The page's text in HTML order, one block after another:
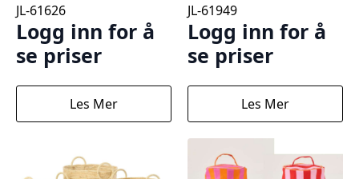
JL-61626
Logg inn for å
se priser
Les Mer
JL-61949
Logg inn for å
se priser
Les Mer